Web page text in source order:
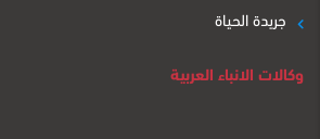
جريدة الحياة
وكالات الانباء العربية